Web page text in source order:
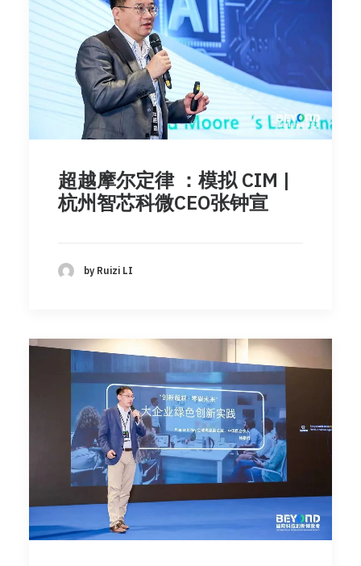
超越摩尔定律 ：模拟 CIM |
杭州智芯科微CEO张钟宣
by Ruizi LI